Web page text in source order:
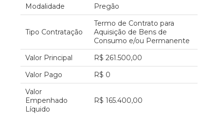
Modalidade
Pregão
Tipo Contratação
Termo de Contrato para
Aquisição de Bens de
Consumo e/ou Permanente
Valor Principal
R$ 261.500,00
Valor Pago
R$ 0
Valor
Empenhado
Líquido
R$ 165.400,00